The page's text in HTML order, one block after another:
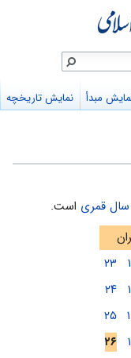
سال قمری است.
۲۳
۲۴
۲۵
۲۶
مبدأ نمایش تاریخچه